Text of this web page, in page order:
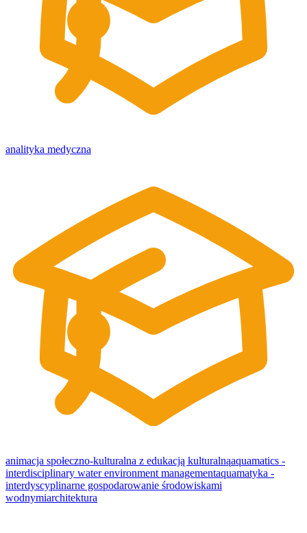
analityka medyczna
animacja społeczno-kulturalna z edukacją kulturalnąaquamatics -
interdisciplinary water environment managementaquamatyka -
interdyscyplinarne gospodarowanie środowiskami
wodnymiarchitektura